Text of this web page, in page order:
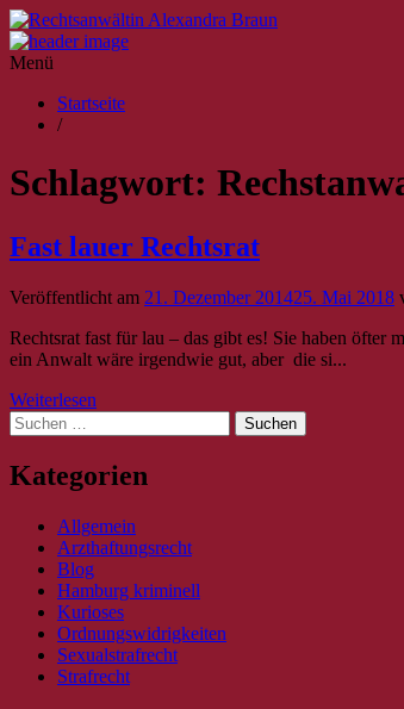
Menü
Startseite
/
Schlagwort:
Fast lauer Rechtsrat
Veröffentlicht am 21. Dezember 201425. Mai 2018
Rechtsrat fast für lau – das gibt es! Sie haben öfter
ein Anwalt wäre irgendwie gut, aber die si...
Weiterlesen
Suche
nach:
Kategorien
Allgemein
Arzthaftungsrecht
Blog
Hamburg kriminell
Kurioses
Ordnungswidrigkeiten
Sexualstrafrecht
Strafrecht